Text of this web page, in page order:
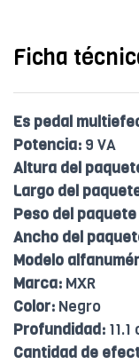
Ficha
Es pedal
Potencia: 9 VA
Altura del
Largo del
Peso del
Ancho del
Modelo
Marca: MXR
Color: Negro
Profundidad: 11.1
Cantidad de